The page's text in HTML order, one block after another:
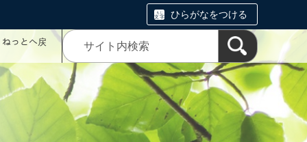
ひらがなをつける
っとへ戻